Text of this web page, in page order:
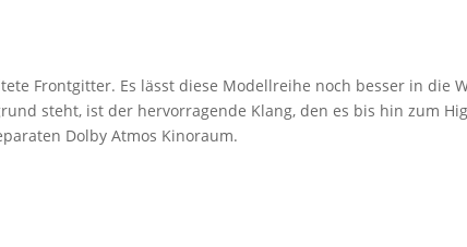
Frontgitter. Es lässt diese Modellreihe noch besser in die
steht, ist der hervorragende Klang, den es bis hin zum
Dolby Atmos Kinoraum.